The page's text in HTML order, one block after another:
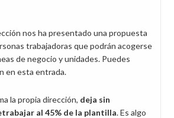
nos ha presentado una propuesta
trabajadoras que podrán acogerse
de negocio y unidades. Puedes
en esta entrada.
la propia dirección, deja sin
al 45% de la plantilla. Es algo